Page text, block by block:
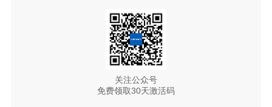
关注公众号
免费领取30天激活码